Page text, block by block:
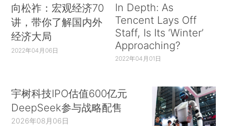
向松祚：宏观经济70
讲，带你了解国内外
经济大局
2022年04月06日
In Depth: As
Tencent Lays Off
Staff, Is Its ‘Winter’
Approaching?
2022年04月01日
宇树科技IPO估值600亿元
DeepSeek参与战略配售
2026年08月06日